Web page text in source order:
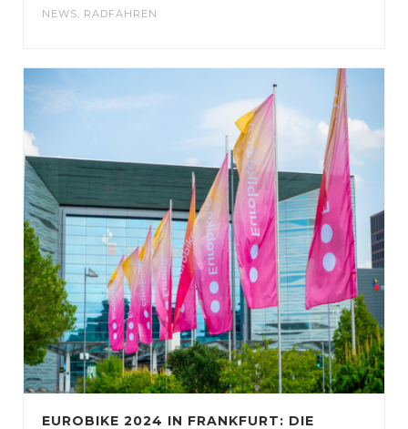
NEWS RADFAHREN
EUROBIKE 2024 IN FRANKFURT: DIE